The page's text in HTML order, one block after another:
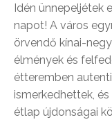
Idén ünnepeljétek
napot! A város
örvendő kínai-
élmények és
étteremben
ismerkedhettek,
étlap újdonságai